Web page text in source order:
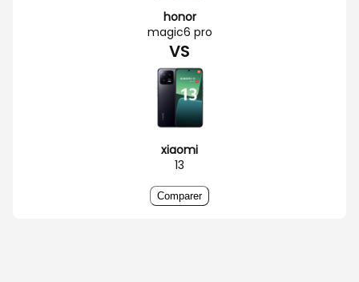
honor
magic6 pro
VS
xiaomi
13
Comparer